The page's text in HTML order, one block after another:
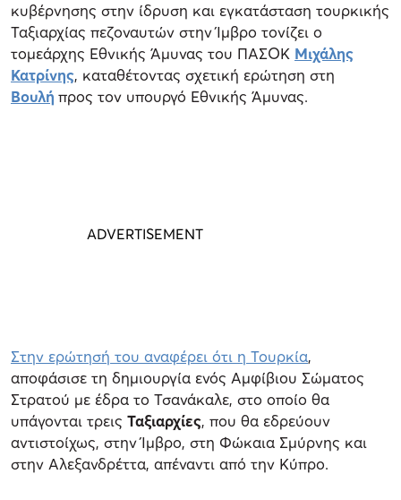
κυβέρνησης στην ίδρυση και εγκατάσταση τουρκικής
Ταξιαρχίας πεζοναυτών στην Ίμβρο τονίζει ο
τομεάρχης Εθνικής Άμυνας του ΠΑΣΟΚ Μιχάλης
Κατρίνης, καταθέτοντας σχετική ερώτηση στη
Βουλή προς τον υπουργό Εθνικής Άμυνας.
Στην ερώτησή του αναφέρει ότι η Τουρκία,
αποφάσισε τη δημιουργία ενός Αμφίβιου Σώματος
Στρατού με έδρα το Τσανάκαλε, στο οποίο θα
υπάγονται τρεις Ταξιαρχίες, που θα εδρεύουν
αντιστοίχως, στην Ίμβρο, στη Φώκαια Σμύρνης και
στην Αλεξανδρέττα, απέναντι από την Κύπρο.